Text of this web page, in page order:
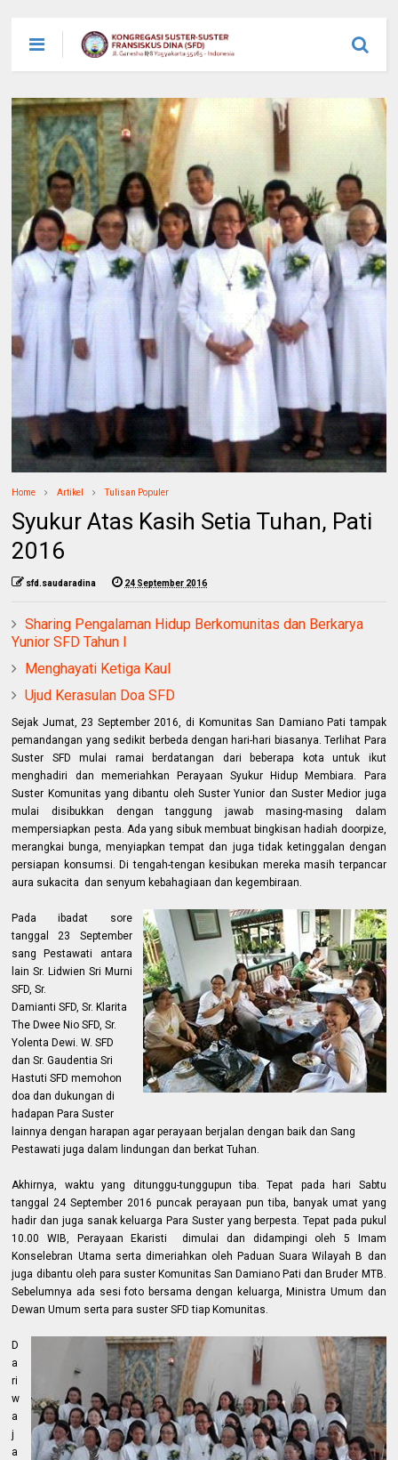
Home Artikel Tulisan Populer
Syukur Atas Kasih Setia Tuhan, Pati
2016
sfd.saudaradina 24 September 2016
Sharing Pengalaman Hidup Berkomunitas dan Berkarya
Yunior SFD Tahun I
Menghayati Ketiga Kaul
Ujud Kerasulan Doa SFD
Sejak Jumat, 23 September 2016, di Komunitas San Damiano Pati tampak
pemandangan yang sedikit berbeda dengan hari-hari biasanya. Terlihat Para
Suster SFD mulai ramai berdatangan dari beberapa kota untuk ikut
menghadiri dan memeriahkan Perayaan Syukur Hidup Membiara. Para
Suster Komunitas yang dibantu oleh Suster Yunior dan Suster Medior juga
mulai disibukkan dengan tanggung jawab masing-masing dalam
mempersiapkan pesta. Ada yang sibuk membuat bingkisan hadiah doorpize,
merangkai bunga, menyiapkan tempat dan juga tidak ketinggalan dengan
persiapan konsumsi. Di tengah-tengan kesibukan mereka masih terpancar
aura sukacita dan senyum kebahagiaan dan kegembiraan.
Pada ibadat sore
tanggal 23 September
sang Pestawati antara
lain Sr. Lidwien Sri Murni
SFD, Sr.
Damianti SFD, Sr. Klarita
The Dwee Nio SFD, Sr.
Yolenta Dewi. W. SFD
dan Sr. Gaudentia Sri
Hastuti SFD memohon
doa dan dukungan di
hadapan Para Suster
lainnya dengan harapan agar perayaan berjalan dengan baik dan Sang
Pestawati juga dalam lindungan dan berkat Tuhan.
Akhirnya, waktu yang ditunggu-tunggupun tiba. Tepat pada hari Sabtu
tanggal 24 September 2016 puncak perayaan pun tiba, banyak umat yang
hadir dan juga sanak keluarga Para Suster yang berpesta. Tepat pada pukul
10.00 WIB, Perayaan Ekaristi dimulai dan didampingi oleh 5 Imam
Konselebran Utama serta dimeriahkan oleh Paduan Suara Wilayah B dan
juga dibantu oleh para suster Komunitas San Damiano Pati dan Bruder MTB.
Sebelumnya ada sesi foto bersama dengan keluarga, Ministra Umum dan
Dewan Umum serta para suster SFD tiap Komunitas.
D
a
ri
w
a
j
a